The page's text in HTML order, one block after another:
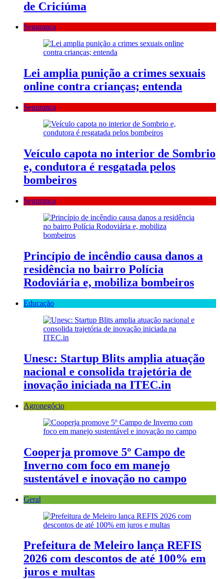
de Criciúma
Segurança
Lei amplia punição a crimes sexuais
online contra crianças; entenda
Segurança
Veículo capota no interior de Sombrio
e, condutora é resgatada pelos
bombeiros
Segurança
Princípio de incêndio causa danos a
residência no bairro Polícia
Rodoviária e, mobiliza bombeiros
Educação
Unesc: Startup Blits amplia atuação
nacional e consolida trajetória de
inovação iniciada na ITEC.in
Agronegócio
Cooperja promove 5º Campo de
Inverno com foco em manejo
sustentável e inovação no campo
Geral
Prefeitura de Meleiro lança REFIS
2026 com descontos de até 100% em
juros e multas